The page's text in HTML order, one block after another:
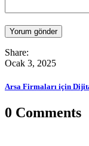
Yorum gönder
Share:
Ocak 3, 2025
Arsa Firmaları için
0 Comments